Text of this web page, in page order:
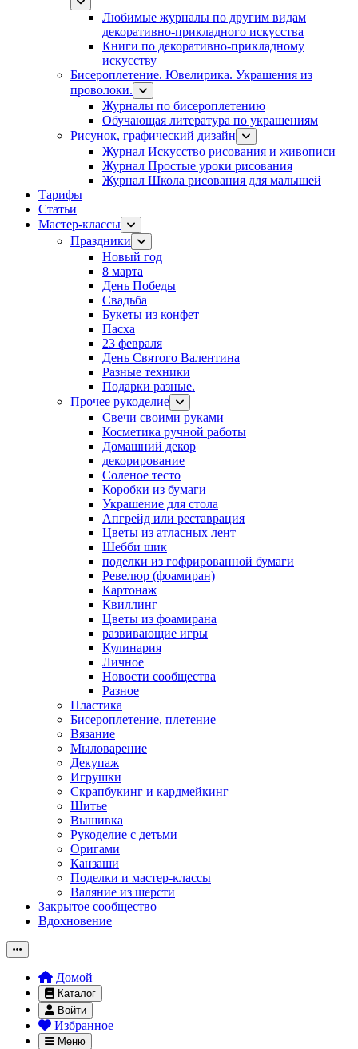
Любимые журналы по другим видам
декоративно-прикладного искусства
Книги по декоративно-прикладному
искусству
Бисероплетение. Ювелирика. Украшения из
проволоки.
Журналы по бисероплетению
Обучающая литература по украшениям
Рисунок, графический дизайн
Журнал Искусство рисования и живописи
Журнал Простые уроки рисования
Журнал Школа рисования для малышей
Тарифы
Статьи
Мастер-классы
Праздники
Новый год
8 марта
День Победы
Свадьба
Букеты из конфет
Пасха
23 февраля
День Святого Валентина
Разные техники
Подарки разные.
Прочее рукоделие
Свечи своими руками
Косметика ручной работы
Домашний декор
декорирование
Соленое тесто
Коробки из бумаги
Украшение для стола
Апгрейд или реставрация
Цветы из атласных лент
Шебби шик
поделки из гофрированной бумаги
Ревелюр (фоамиран)
Картонаж
Квиллинг
Цветы из фоамирана
развивающие игры
Кулинария
Личное
Новости сообщества
Разное
Пластика
Бисероплетение, плетение
Вязание
Мыловарение
Декупаж
Игрушки
Скрапбукинг и кардмейкинг
Шитье
Вышивка
Рукоделие с детьми
Оригами
Канзаши
Поделки и мастер-классы
Валяние из шерсти
Закрытое сообщество
Вдохновение
Домой
Каталог
Войти
Избранное
Меню